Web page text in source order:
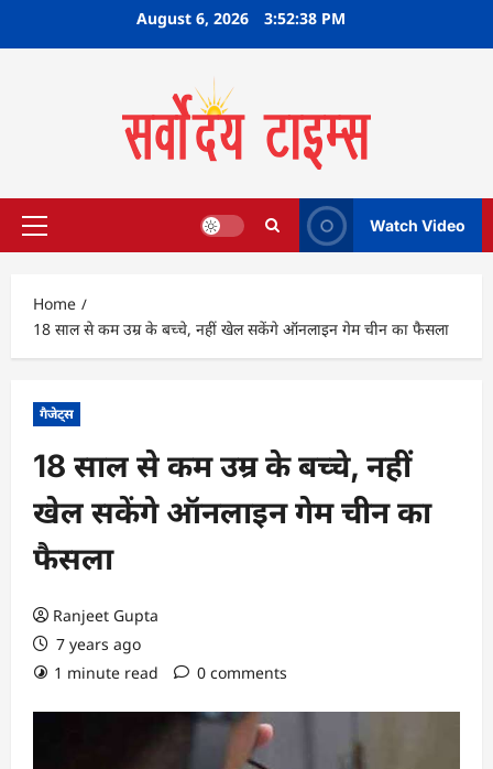
August 6, 2026 3:52:39 PM
Primary
Watch Video
Home
18 साल से कम उम्र के बच्चे, नहीं खेल सकेंगे ऑनलाइन गेम चीन का फैसला
गैजेट्स
18 साल से कम उम्र के बच्चे, नहीं
खेल सकेंगे ऑनलाइन गेम चीन का
फैसला
Ranjeet Gupta
7 years ago
1 minute read
0 comments